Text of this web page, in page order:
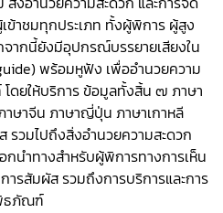
ข้าชมทุกประเภท ทั้งผู้พิการ ผู้สูง
ากนี้ยังมีอุปกรณ์บรรยายเสียงใน
พร้อมหูฟัง เพื่ออำนวยความ
ดยให้บริการ ข้อมูลทั้งสิ้น ๗ ภาษา
าษาจีน ภาษาญี่ปุ่น ภาษาเกาหลี
รวมไปถึงสิ่งอำนวยความสะดวก
กนำทางสำหรับผู้พิการทางการเห็น
ารสัมผัส รวมถึงการบริการและการ
ธภัณฑ์